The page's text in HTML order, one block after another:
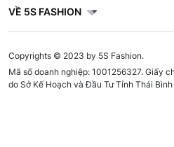
VỀ 5S FASHION
Copyrights © 2023 by 5S Fashion.
Mã số doanh nghiệp: 1001256327. Giấy
do Sở Kế Hoạch và Đầu Tư Tỉnh Thái